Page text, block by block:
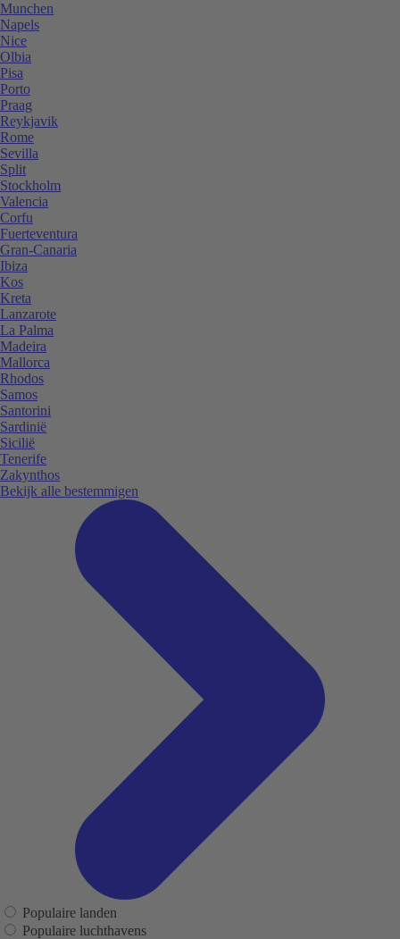
Munchen
Napels
Nice
Olbia
Pisa
Porto
Praag
Reykjavik
Rome
Sevilla
Split
Stockholm
Valencia
Corfu
Fuerteventura
Gran-Canaria
Ibiza
Kos
Kreta
Lanzarote
La Palma
Madeira
Mallorca
Rhodos
Samos
Santorini
Sardinië
Sicilië
Tenerife
Zakynthos
Bekijk alle bestemmigen
Populaire landen
Populaire luchthavens